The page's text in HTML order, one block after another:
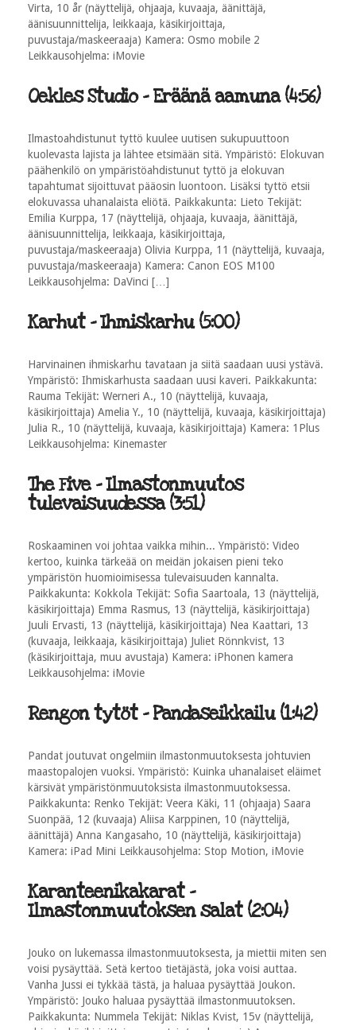
Virta, 10 år (näyttelijä, ohjaaja, kuvaaja, äänittäjä,
äänisuunnittelija, leikkaaja, käsikirjoittaja,
puvustaja/maskeeraaja) Kamera: Osmo mobile 2
Leikkausohjelma: iMovie
Oekles Studio - Eräänä aamuna (4:56)
Ilmastoahdistunut tyttö kuulee uutisen sukupuuttoon
kuolevasta lajista ja lähtee etsimään sitä. Ympäristö: Elokuvan
päähenkilö on ympäristöahdistunut tyttö ja elokuvan
tapahtumat sijoittuvat pääosin luontoon. Lisäksi tyttö etsii
elokuvassa uhanalaista eliötä. Paikkakunta: Lieto Tekijät:
Emilia Kurppa, 17 (näyttelijä, ohjaaja, kuvaaja, äänittäjä,
äänisuunnittelija, leikkaaja, käsikirjoittaja,
puvustaja/maskeeraaja) Olivia Kurppa, 11 (näyttelijä, kuvaaja,
puvustaja/maskeeraaja) Kamera: Canon EOS M100
Leikkausohjelma: DaVinci […]
Karhut - Ihmiskarhu (5:00)
Harvinainen ihmiskarhu tavataan ja siitä saadaan uusi ystävä.
Ympäristö: Ihmiskarhusta saadaan uusi kaveri. Paikkakunta:
Rauma Tekijät: Werneri A., 10 (näyttelijä, kuvaaja,
käsikirjoittaja) Amelia Y., 10 (näyttelijä, kuvaaja, käsikirjoittaja)
Julia R., 10 (näyttelijä, kuvaaja, käsikirjoittaja) Kamera: 1Plus
Leikkausohjelma: Kinemaster
The Five - Ilmastonmuutos
tulevaisuudessa (3:51)
Roskaaminen voi johtaa vaikka mihin... Ympäristö: Video
kertoo, kuinka tärkeää on meidän jokaisen pieni teko
ympäristön huomioimisessa tulevaisuuden kannalta.
Paikkakunta: Kokkola Tekijät: Sofia Saartoala, 13 (näyttelijä,
käsikirjoittaja) Emma Rasmus, 13 (näyttelijä, käsikirjoittaja)
Juuli Ervasti, 13 (näyttelijä, käsikirjoittaja) Nea Kaattari, 13
(kuvaaja, leikkaaja, käsikirjoittaja) Juliet Rönnkvist, 13
(käsikirjoittaja, muu avustaja) Kamera: iPhonen kamera
Leikkausohjelma: iMovie
Rengon tytöt - Pandaseikkailu (1:42)
Pandat joutuvat ongelmiin ilmastonmuutoksesta johtuvien
maastopalojen vuoksi. Ympäristö: Kuinka uhanalaiset eläimet
kärsivät ympäristönmuutoksista ilmastonmuutoksessa.
Paikkakunta: Renko Tekijät: Veera Käki, 11 (ohjaaja) Saara
Suonpää, 12 (kuvaaja) Aliisa Karppinen, 10 (näyttelijä,
äänittäjä) Anna Kangasaho, 10 (näyttelijä, käsikirjoittaja)
Kamera: iPad Mini Leikkausohjelma: Stop Motion, iMovie
Karanteenikakarat -
Ilmastonmuutoksen salat (2:04)
Jouko on lukemassa ilmastonmuutoksesta, ja miettii miten sen
voisi pysäyttää. Setä kertoo tietäjästä, joka voisi auttaa.
Vanha Jussi ei tykkää tästä, ja haluaa pysäyttää Joukon.
Ympäristö: Jouko haluaa pysäyttää ilmastonmuutoksen.
Paikkakunta: Nummela Tekijät: Niklas Kvist, 15v (näyttelijä,